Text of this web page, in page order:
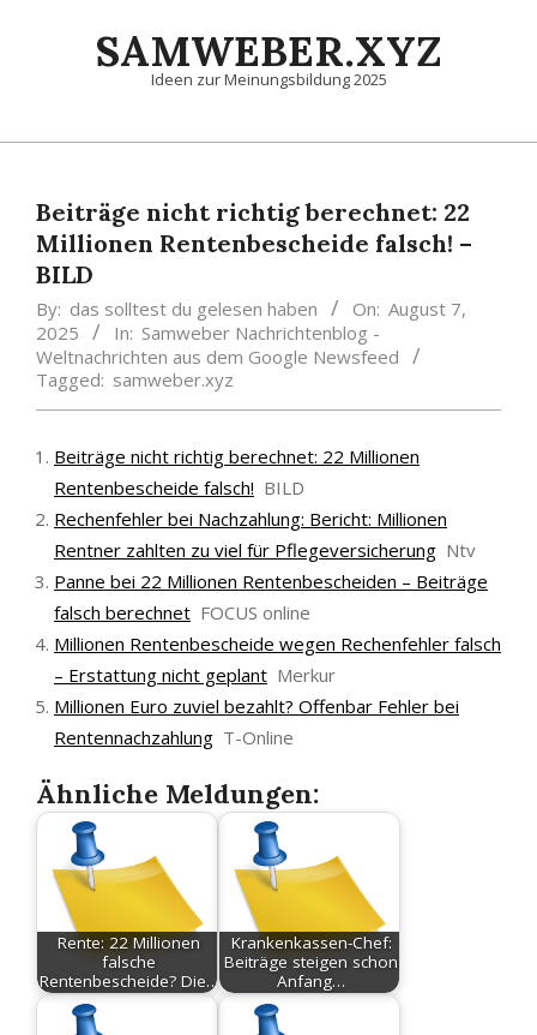
SAMWEBER.XYZ
Ideen zur Meinungsbildung 2025
Primary
MenuBeiträge nicht richtig berechnet: 22
Millionen Rentenbescheide falsch! –
BILD
By: das solltest du gelesen haben On: August 7,
2025
In: Samweber Nachrichtenblog -
Weltnachrichten aus dem Google Newsfeed
Tagged: samweber.xyz
Beiträge nicht richtig berechnet: 22 Millionen
Rentenbescheide falsch! BILD
Rechenfehler bei Nachzahlung: Bericht: Millionen
Rentner zahlten zu viel für Pflegeversicherung Ntv
Panne bei 22 Millionen Rentenbescheiden – Beiträge
falsch berechnet FOCUS online
Millionen Rentenbescheide wegen Rechenfehler falsch
– Erstattung nicht geplant Merkur
Millionen Euro zuviel bezahlt? Offenbar Fehler bei
Rentennachzahlung T-Online
Ähnliche Meldungen:
Rente: 22 Millionen
falsche
Rentenbescheide? Die…
Krankenkassen-Chef:
Beiträge steigen schon
Anfang…